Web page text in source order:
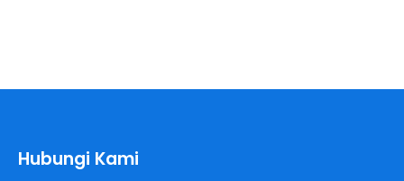
Hubungi Kami